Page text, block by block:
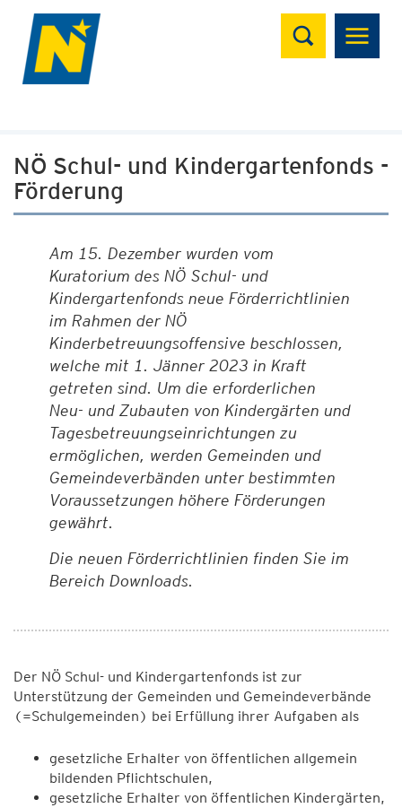
Suchen
NÖ Schul- und Kindergartenfonds -
Förderung
Am 15. Dezember wurden vom
Kuratorium des NÖ Schul- und
Kindergartenfonds neue Förderrichtlinien
im Rahmen der NÖ
Kinderbetreuungsoffensive beschlossen,
welche mit 1. Jänner 2023 in Kraft
getreten sind. Um die erforderlichen
Neu- und Zubauten von Kindergärten und
Tagesbetreuungseinrichtungen zu
ermöglichen, werden Gemeinden und
Gemeindeverbänden unter bestimmten
Voraussetzungen höhere Förderungen
gewährt.
Die neuen Förderrichtlinien finden Sie im
Bereich Downloads.
Der NÖ Schul- und Kindergartenfonds ist zur
Unterstützung der Gemeinden und Gemeindeverbände
(=Schulgemeinden) bei Erfüllung ihrer Aufgaben als
gesetzliche Erhalter von öffentlichen allgemein
bildenden Pflichtschulen,
gesetzliche Erhalter von öffentlichen Kindergärten,